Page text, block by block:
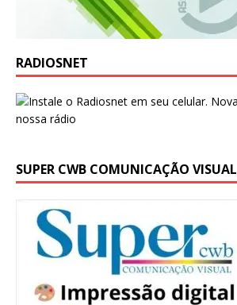
RADIOSNET
SUPER CWB COMUNICAÇÃO VISUAL